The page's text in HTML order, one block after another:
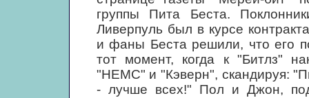
группы Пита Беста.
Ливерпуль был в курсе
и фаны Беста решили, что его
тот момент, когда к "Битлз"
"НЕМС" и "Кэверн", скандируя:
- лучше всех!" Пол и Джон,